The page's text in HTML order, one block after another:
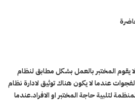
يقوم المختبر بالعمل بشكل مطابق لنظام
عندما لا يكون هناك توثيق لادارة نظام
لتلبية حاجة المختبر او الافراد.عندما